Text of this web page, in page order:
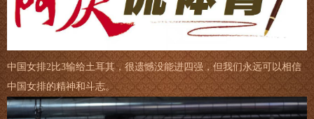
中国女排2比3输给土耳其，很遗憾没能进四强，但我们永远可以相信
中国女排的精神和斗志。